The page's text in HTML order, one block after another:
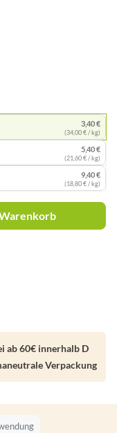
3,40 €
(34,00 € / kg)
5,40 €
(21,60 € / kg)
9,40 €
(18,80 € / kg)
ab 60€ innerhalb D
Verpackung